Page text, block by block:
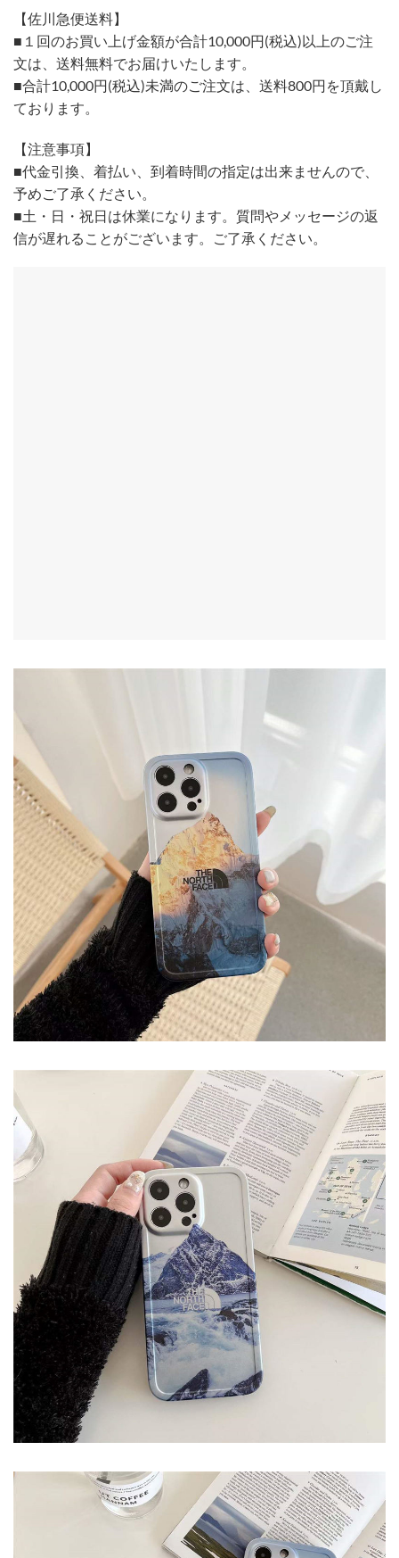
【佐川急便送料】
■１回のお買い上げ金額が合計10,000円(税込)以上のご注
文は、送料無料でお届けいたします。
■合計10,000円(税込)未満のご注文は、送料800円を頂戴し
ております。
【注意事項】
■代金引換、着払い、到着時間の指定は出来ませんので、
予めご了承ください。
■土・日・祝日は休業になります。質問やメッセージの返
信が遅れることがございます。ご了承ください。